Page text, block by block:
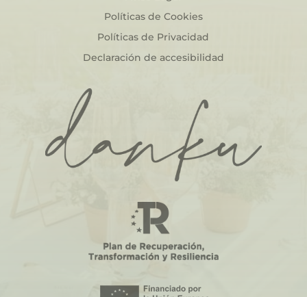
Políticas de Cookies
Políticas de Privacidad
Declaración de accesibilidad